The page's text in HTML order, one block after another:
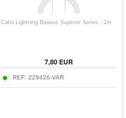
Cabo Lightning Baseus Superior Series - 2m
7,80EUR
REF: 229426-VAR